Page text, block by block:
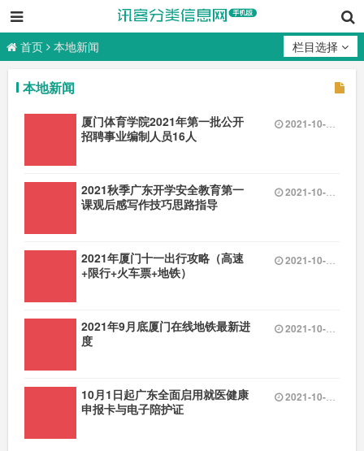
厦门召唤信息科技有限公司
首页 本地新闻 栏目选择
本地新闻
厦门体育学院2021年第一批公开
招聘事业编制人员16人
2021-10-04 08:09
2021秋季广东开学安全教育第一
课观后感写作技巧思路指导
2021-10-04 08:08
2021年厦门十一出行攻略（高速
+限行+火车票+地铁）
2021-10-04 08:06
2021年9月底厦门在线地铁最新进
度
2021-10-04 08:05
10月1日起广东全面启用就医健康
申报卡与电子陪护证
2021-10-04 08:05